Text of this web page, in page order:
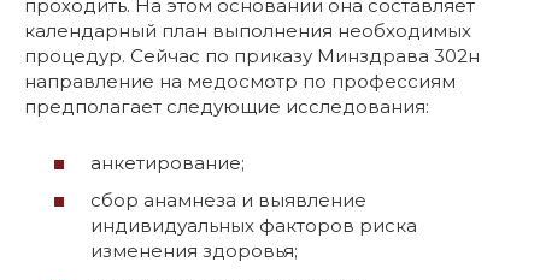
проходить. На этом основании она составляет
календарный план выполнения необходимых
процедур. Сейчас по приказу Минздрава 302н
направление на медосмотр по профессиям
предполагает следующие исследования:
анкетирование;
сбор анамнеза и выявление
индивидуальных факторов риска
изменения здоровья;